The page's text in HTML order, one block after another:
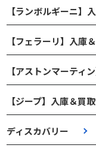
【ランボルギーニ】
【フェラーリ】入庫
【アストンマーティ
【ジープ】入庫＆買
ディスカバリー